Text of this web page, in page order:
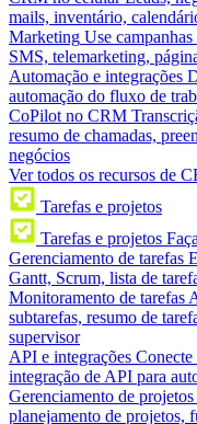
mails, inventário,
Marketing Use
SMS, telemarketing,
Automação e integrações
automação do fluxo de
CoPilot no CRM
resumo de chamadas,
negócios
Ver todos os recursos de
Tarefas e projetos
Tarefas e projetos
Gerenciamento de tarefas
Gantt, Scrum, lista de
Monitoramento de tarefas
subtarefas, resumo de
supervisor
API e integrações Conecte
integração de API para
Gerenciamento de projetos
planejamento de projetos,